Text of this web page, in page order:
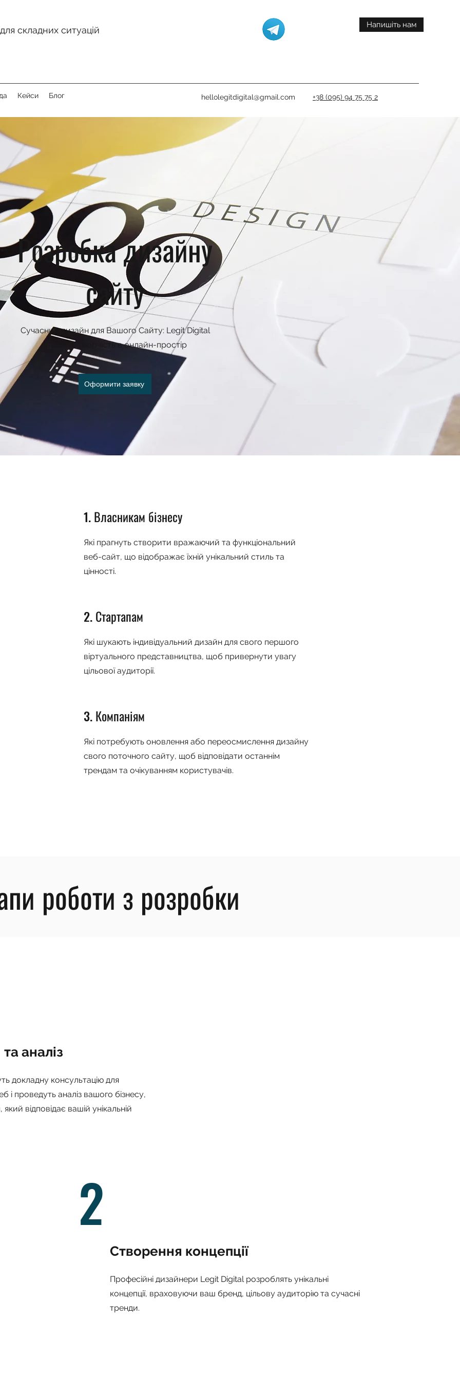
складних ситуацій Напишіть нам
Кейси Блог hellolegitdigital@gmail.com +38 (095) 94 75 75 2
Розробка дизайну
сайту
Сучасний дизайн для Вашого Сайту: Legit Digital
вносить творчість в онлайн-простір
Оформити заявку
1. Власникам бізнесу
Які прагнуть створити вражаючий та функціональний
веб-сайт, що відображає їхній унікальний стиль та
цінності.
2. Стартапам
Які шукають індивідуальний дизайн для свого першого
віртуального представництва, щоб привернути увагу
цільової аудиторії.
3. Компаніям
Які потребують оновлення або переосмислення дизайну
свого поточного сайту, щоб відповідати останнім
трендам та очікуванням користувачів.
роботи з розробки
аналіз
докладну консультацію для
і проведуть аналіз вашого бізнесу,
відповідає вашій унікальній
2
Створення концепції
Професійні дизайнери Legit Digital розроблять унікальні
концепції, враховуючи ваш бренд, цільову аудиторію та сучасні
тренди.